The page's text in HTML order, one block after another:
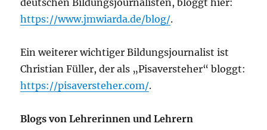
deutschen Bildungsjournalisten, bloggt hier:
https://www.jmwiarda.de/blog/.
Ein weiterer wichtiger Bildungsjournalist ist
Christian Füller, der als „Pisaversteher“ bloggt:
https://pisaversteher.com/.
Blogs von Lehrerinnen und Lehrern